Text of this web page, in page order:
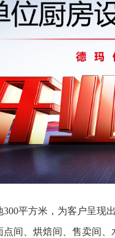
平方米，为客户呈现
点间、烘焙间、售卖间